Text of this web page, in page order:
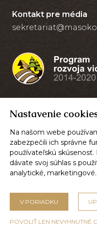
Nastavenie
Na našom webe
zabezpečili ich správne
používateľskú skúsenosť.
dávate svoj súhlas s
analytické, marketingové.
V PORIADKU
POVOLIŤ LEN NEVYHNUTNÉ
Kontakt pre média
Nastavenie cookies